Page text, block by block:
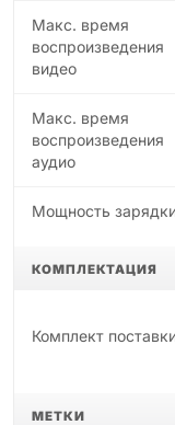
Макс. время
воспроизведения
видео
Макс. время
воспроизведения
аудио
Мощность
КОМПЛЕКТАЦИЯ
Комплект
МЕТКИ